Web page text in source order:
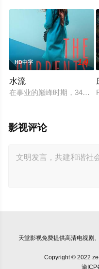
HD中字 1.0
水流
在事业的巅峰时期，34岁
影视评论
天堂影视免费提供高清电视剧
Copyright © 2022
渝ICP